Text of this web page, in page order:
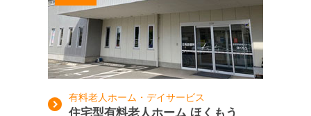
有料老人ホーム・デイサービス
住宅型有料老人ホーム ほくもう